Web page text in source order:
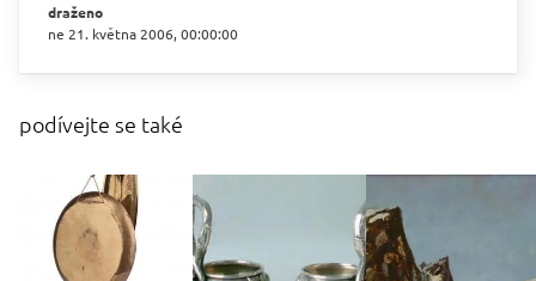
draženo
ne 21. května 2006, 00:00:00
podívejte se také